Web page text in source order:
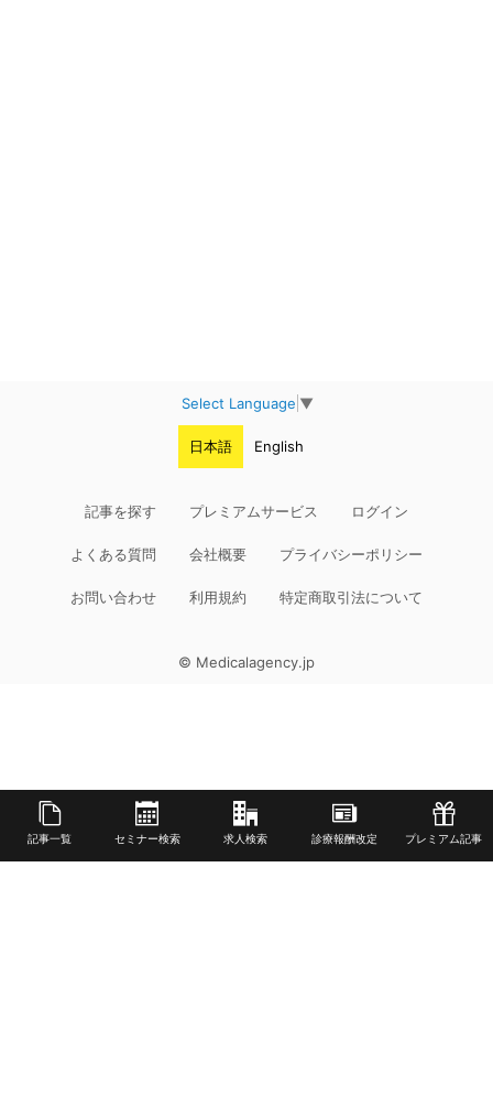
記事一覧 セミナー検索 求人検索 診療報酬改定 プレミアム記事
Select Language ▼
日本語 English
記事を探す プレミアムサービス ログイン
よくある質問 会社概要 プライバシーポリシー
お問い合わせ 利用規約 特定商取引法について
© Medicalagency.jp